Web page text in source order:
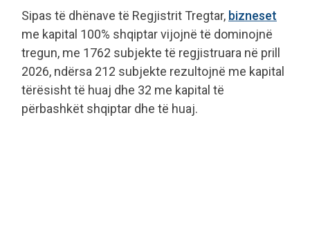
Sipas të dhënave të Regjistrit Tregtar, bizneset
me kapital 100% shqiptar vijojnë të dominojnë
tregun, me 1762 subjekte të regjistruara në prill
2026, ndërsa 212 subjekte rezultojnë me kapital
tërësisht të huaj dhe 32 me kapital të
përbashkët shqiptar dhe të huaj.